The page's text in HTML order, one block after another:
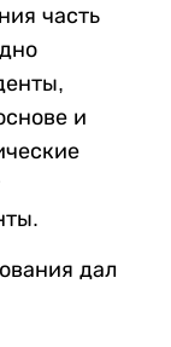
часть
и
дал